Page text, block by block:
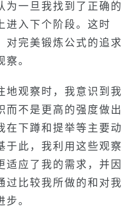
为一旦我找到了正确的
进入下个阶段。这时
对完美锻炼公式的追求
。
地观察时，我意识到我
而不是更高的强度做出
在下蹲和提举等主要动
于此，我利用这些观察
适应了我的需求，并因
过比较我所做的和对我
。